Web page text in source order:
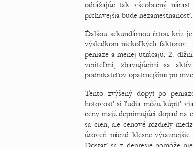
odrážajúc tak všeobecný
prchavejšia bude
Ďalšou sekundárnou črtou kríz
výsledkom niekoľkých faktorov:
peniaze a menej utrácajú, 2.
veriteľmi, zbavujúcimi sa
podnikateľov opatrnejšími pri
Tento zvýšený dopyt po
hotovosť si ľudia môžu kúpiť
ceny majú deprimujúci dopad na
sa cien, ale cenové rozdiely
úroveň miezd klesne
Dostať sa z depresie pomôže